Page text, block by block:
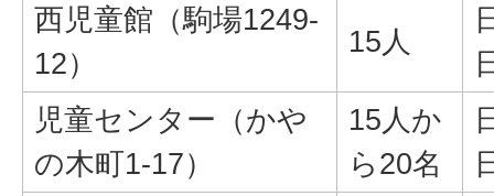
西児童館（駒場1249-
12）
15人
児童センター（かや
の木町1-17）
15人か
ら20名